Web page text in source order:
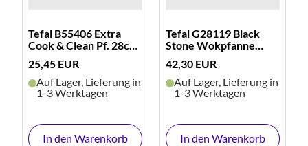
Tefal B55406 Extra
Cook & Clean Pf. 28cm
25,45 EUR
Auf Lager, Lieferung in
1-3 Werktagen
In den Warenkorb
Tefal G28119 Black
Stone Wokpfanne
(schwarz/steingrau)
42,30 EUR
Auf Lager, Lieferung in
1-3 Werktagen
In den Warenkorb